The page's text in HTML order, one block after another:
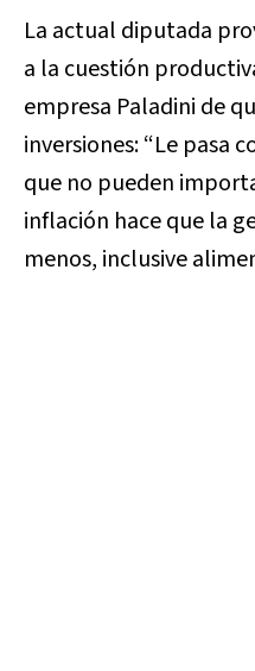
La actual diputada
a la cuestión
empresa Paladini de
inversiones: “Le pasa
que no pueden
inflación hace que la
menos, inclusive